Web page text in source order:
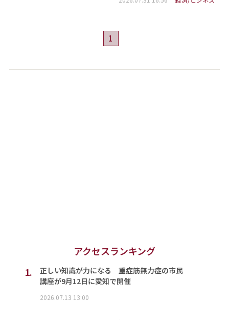
1
アクセスランキング
1.
正しい知識が力になる 重症筋無力症の市民
講座が9月12日に愛知で開催
2026.07.13 13:00